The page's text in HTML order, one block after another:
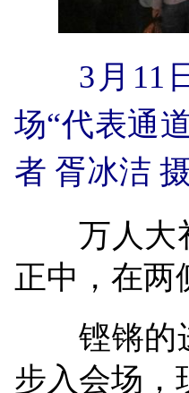
3月11
场“代表通
者 胥冰洁
万人大礼
正中，在两
铿锵的进
步入会场，